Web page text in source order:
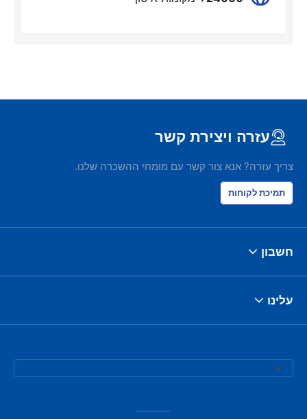
עזרה ויצירת קשר
צריך עזרה? אנא צור קשר עם מומחי ההשכרה שלנו.
תמיכת לקוחות
חשבון
עלינו